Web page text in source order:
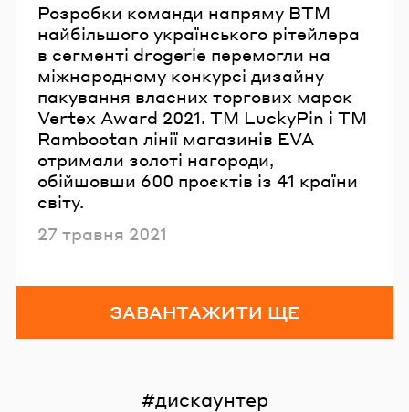
Розробки команди напряму ВТМ
найбільшого українського рітейлера
в сегменті drogerie перемогли на
міжнародному конкурсі дизайну
пакування власних торгових марок
Vertex Award 2021. ТМ LuckyPin і ТМ
Rambootan лінії магазинів EVA
отримали золоті нагороди,
обійшовши 600 проєктів із 41 країни
світу.
Опубліковано
27 травня 2021
ЗАВАНТАЖИТИ ЩЕ
дискаунтер